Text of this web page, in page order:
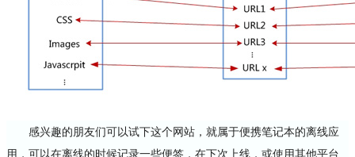
感兴趣的朋友们可以试下这个网站，就属于便携笔记本的离线应
用，可以在离线的时候记录一些便签，在下次上线，或使用其他平台